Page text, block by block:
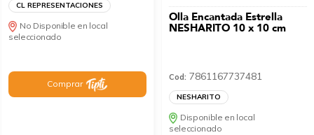
CL REPRESENTACIONES
No Disponible en local
seleccionado
Comprar
Olla Encantada Estrella
NESHARITO 10 x 10 cm
Cod: 7861167737481
NESHARITO
Disponible en local
seleccionado